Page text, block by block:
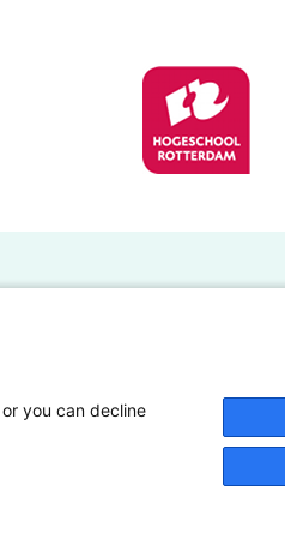
Lectoren en onderzoekers
you can decline